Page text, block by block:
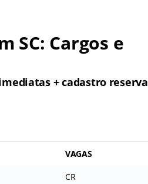
SC: Cargos e
+ cadastro reserva
VAGAS
CR